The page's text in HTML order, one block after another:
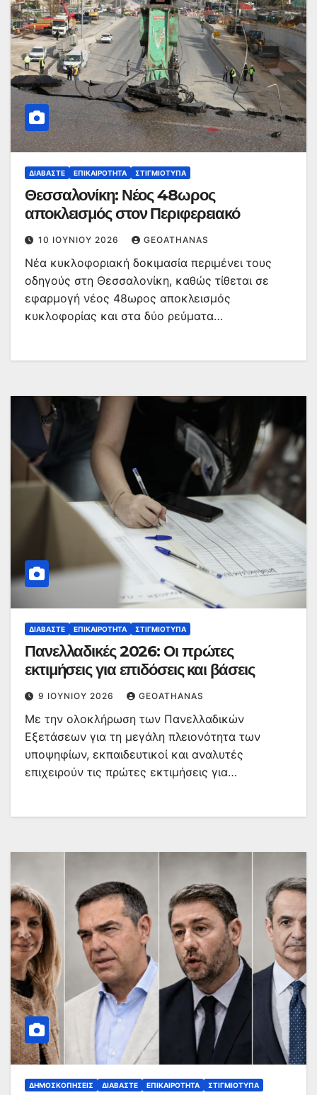
ΔΙΑΒΆΣΤΕ ΕΠΙΚΑΙΡΌΤΗΤΑ ΣΤΙΓΜΙΌΤΥΠΑ
Θεσσαλονίκη: Νέος 48ωρος
αποκλεισμός στον Περιφερειακό
10 ΙΟΥΝΊΟΥ 2026 GEOATHANAS
Νέα κυκλοφοριακή δοκιμασία περιμένει τους
οδηγούς στη Θεσσαλονίκη, καθώς τίθεται σε
εφαρμογή νέος 48ωρος αποκλεισμός
κυκλοφορίας και στα δύο ρεύματα…
ΔΙΑΒΆΣΤΕ ΕΠΙΚΑΙΡΌΤΗΤΑ ΣΤΙΓΜΙΌΤΥΠΑ
Πανελλαδικές 2026: Οι πρώτες
εκτιμήσεις για επιδόσεις και βάσεις
9 ΙΟΥΝΊΟΥ 2026 GEOATHANAS
Με την ολοκλήρωση των Πανελλαδικών
Εξετάσεων για τη μεγάλη πλειονότητα των
υποψηφίων, εκπαιδευτικοί και αναλυτές
επιχειρούν τις πρώτες εκτιμήσεις για…
ΔΗΜΟΣΚΟΠΉΣΕΙΣ ΔΙΑΒΆΣΤΕ ΕΠΙΚΑΙΡΌΤΗΤΑ ΣΤΙΓΜΙΌΤΥΠΑ